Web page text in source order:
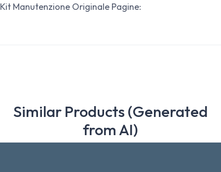
Kit Manutenzione Originale Pagine:
Similar Products (Generated
from AI)